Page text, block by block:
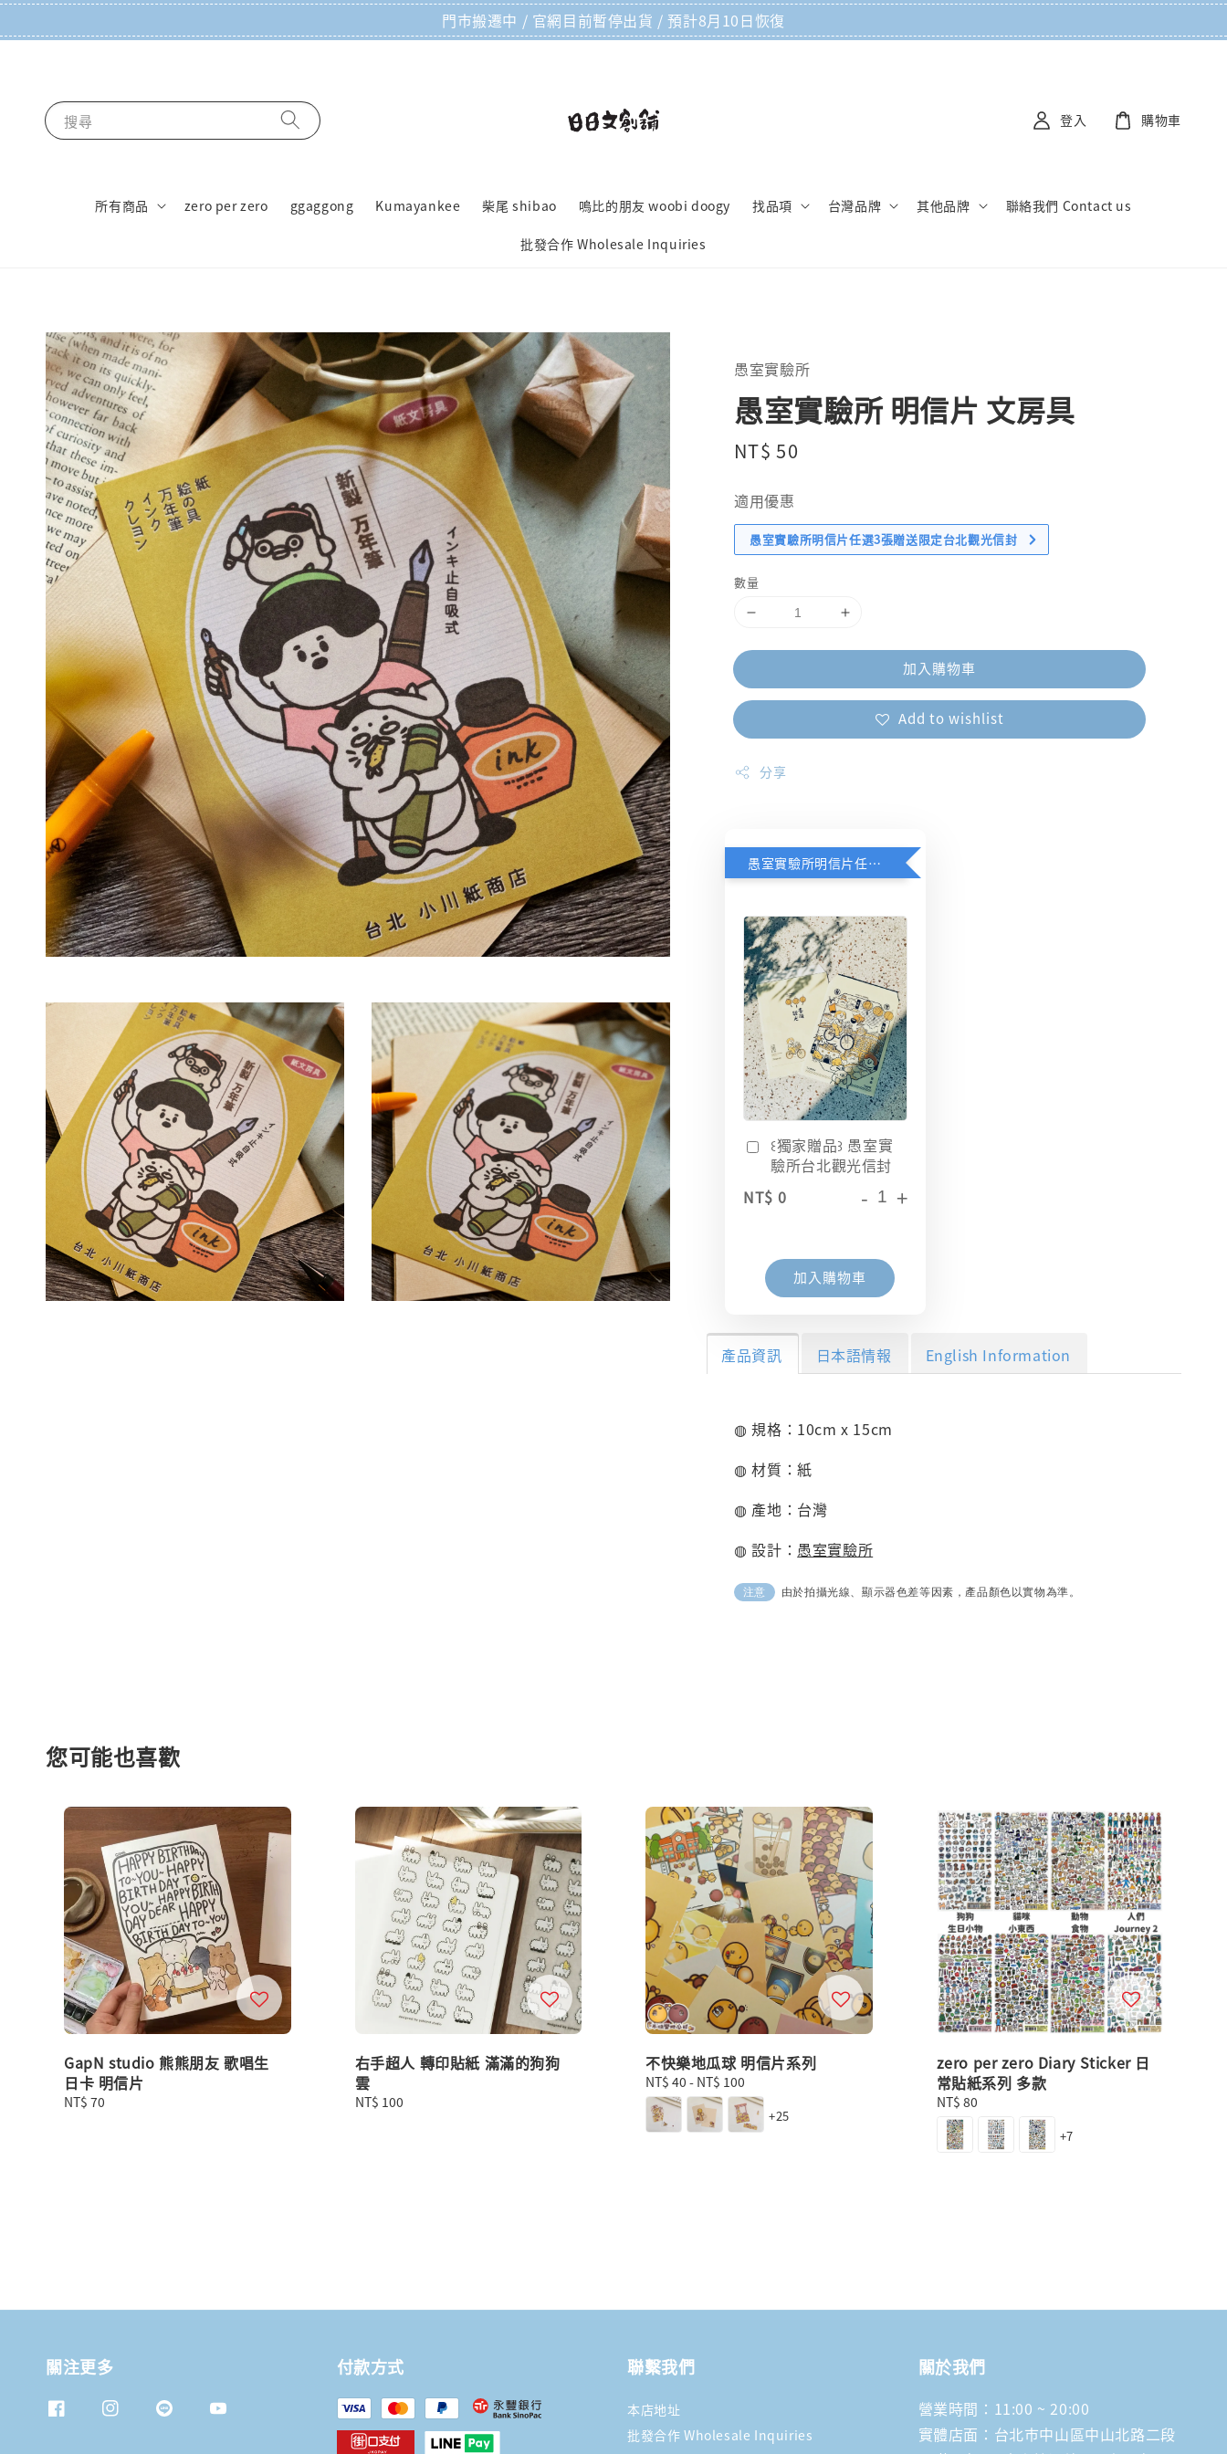
門市搬遷中 / 官網目前暫停出貨 / 預計8月10日恢復
搜尋
所有商品 zero per zero ggaggong Kumayankee 柴尾 shibao 嗚比的朋友 woobi doogy 找品項 台灣品牌 其他品牌 聯絡我們 Contact us
批發合作 Wholesale Inquiries
登入 購物車
愚室實驗所
愚室實驗所 明信片 文房具
Regular
NT$ 50
適用優惠
愚室實驗所明信片任選3張贈送限定台北觀光信封
數量
加入購物車
Add to wishlist
分享
愚室實驗所明信片任選3張贈送限定台北觀光信封
꒰獨家贈品꒱ 愚室實
驗所台北觀光信封
NT$ 0
- +
加入購物車
產品資訊 日本語情報 English Information
◍ 規格：10cm x 15cm
◍ 材質：紙
◍ 產地：台灣
◍ 設計： 愚室實驗所
注意 由於拍攝光線、顯示器色差等因素，產品顏色以實物為準。
您可能也喜歡
GapN studio 熊熊朋友 歌唱生
日卡 明信片
Regular
NT$ 70
右手超人 轉印貼紙 滿滿的狗狗
雲
Regular
NT$ 100
不快樂地瓜球 明信片系列
Regular
price
NT$ 40 - NT$ 100
+25
zero per zero Diary Sticker 日
常貼紙系列 多款
Regular
price
NT$ 80
+7
關注更多 付款方式 聯繫我們
本店地址
批發合作 Wholesale Inquiries
關於我們
營業時間：11:00 ~ 20:00
實體店面：台北市中山區中山北路二段